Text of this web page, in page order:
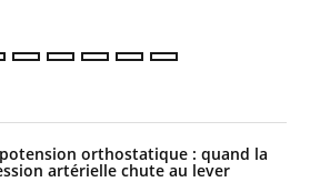
orthostatique : quand la
artérielle chute au lever